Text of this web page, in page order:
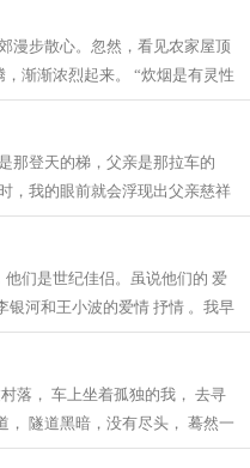
漫步散心。忽然，看见农家屋顶
渐渐浓烈起来。 “炊烟是有灵性
那登天的梯，父亲是那拉车的
我的眼前就会浮现出父亲慈祥
们是世纪佳侣。虽说他们的 爱
银河和王小波的爱情 抒情 。我早
落， 车上坐着孤独的我， 去寻
， 隧道黑暗，没有尽头， 蓦然一